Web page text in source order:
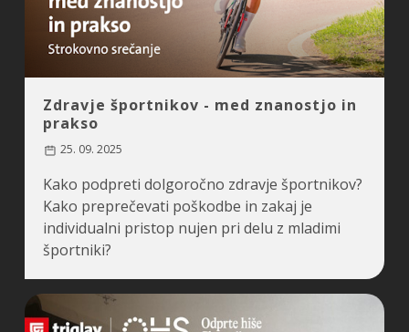
Zdravje športnikov - med znanostjo in
prakso
25. 09. 2025
Kako podpreti dolgoročno zdravje športnikov?
Kako preprečevati poškodbe in zakaj je
individualni pristop nujen pri delu z mladimi
športniki?